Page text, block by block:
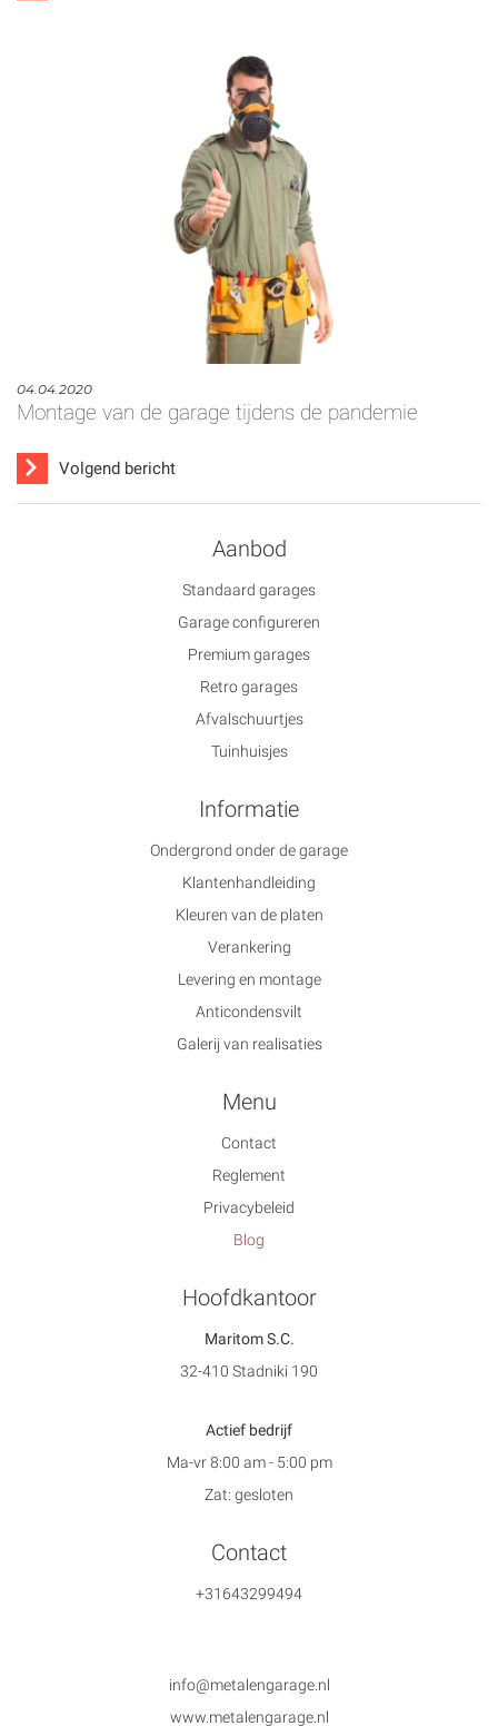
04.04.2020
Montage van de garage tijdens de pandemie
Volgend bericht
Aanbod
Standaard garages
Garage configureren
Premium garages
Retro garages
Afvalschuurtjes
Tuinhuisjes
Informatie
Ondergrond onder de garage
Klantenhandleiding
Kleuren van de platen
Verankering
Levering en montage
Anticondensvilt
Galerij van realisaties
Menu
Contact
Reglement
Privacybeleid
Blog
Hoofdkantoor
Maritom S.C.
32-410 Stadniki 190
Actief bedrijf
Ma-vr 8:00 am - 5:00 pm
Zat: gesloten
Contact
+31643299494
info@metalengarage.nl
www.metalengarage.nl